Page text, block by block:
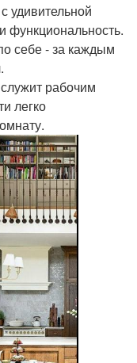
удивительной
функциональность.
себе - за каждым
рабочим
легко